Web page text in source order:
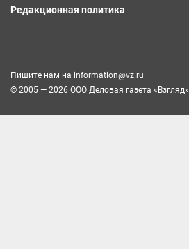
Редакционная политика
Пишите нам на information@vz.ru
© 2005 — 2026 ООО Деловая газета «Взгляд»